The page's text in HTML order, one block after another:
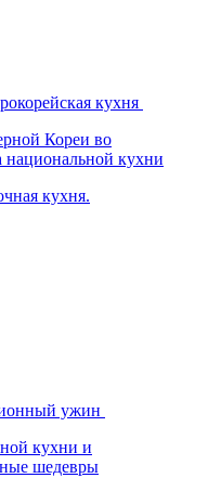
кухня
Кореи во
национальной кухни
ужин
кухни и
шедевры